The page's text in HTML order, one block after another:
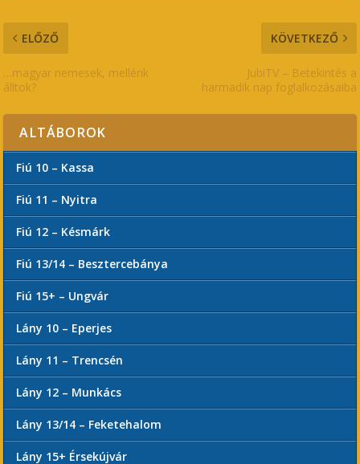
ELŐZŐ
…magyar nemesek, mellénk
álltok?
KÖVETKEZŐ
JubiTV – Betekintés a
harmadik nap foglalkozásaiba
ALTÁBOROK
Fiú 10 – Kassa
Fiú 11 – Nyitra
Fiú 12 – Késmárk
Fiú 13/14 – Besztercebánya
Fiú 15+ – Ungvár
Lány 10 – Eperjes
Lány 11 – Trencsén
Lány 12 – Munkács
Lány 13/14 – Feketehalom
Lány 15+ Érsekújvár